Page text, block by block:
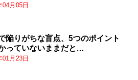
04月05日
陥りがちな盲点、5つのポイント
っていないままだと…
01月23日